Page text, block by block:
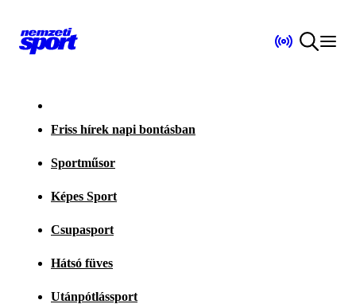
Friss hírek napi bontásban
Sportműsor
Képes Sport
Csupasport
Hátsó füves
Utánpótlássport